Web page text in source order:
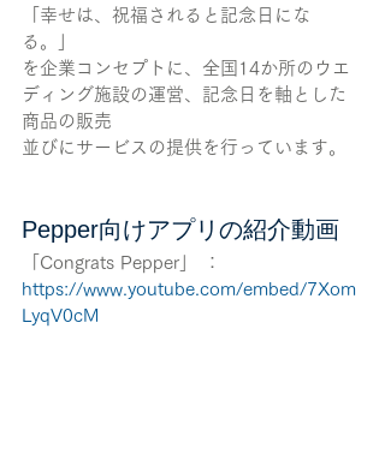
「幸せは、祝福されると記念日にな
る。」
を企業コンセプトに、全国14か所のウエ
ディング施設の運営、記念日を軸とした
商品の販売
並びにサービスの提供を行っています。
Pepper向けアプリの紹介動画
「Congrats Pepper」 ：
https://www.youtube.com/embed/7Xom
LyqV0cM